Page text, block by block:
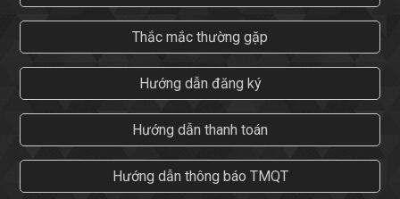
Thắc mắc thường gặp
Hướng dẫn đăng ký
Hướng dẫn thanh toán
Hướng dẫn thông báo TMQT